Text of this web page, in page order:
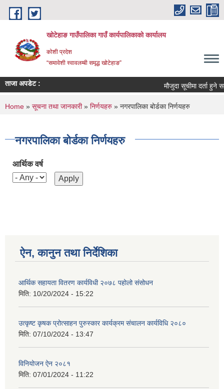
Skip to main content
खोटेहाङ गाउँपालिका गाउँ कार्यपालिकाको कार्यालय
कोशी प्रदेश
“समावेशी स्वावलम्बी समृद्ध खोटेहाङ”
ताजा अपडेट : मौजुदा सूचीमा दर्ता हुने
You are here
Home » सूचना तथा जानकारी» निर्णयहरु » नगरपालिका बोर्डका निर्णयहरु
नगरपालिका बोर्डका निर्णयहरु
आर्थिक वर्ष
ऐन, कानुन तथा निर्देशिका
आर्थिक सहायता वितरण कार्यविधी २०७८ पहोलो संसोधन
मिति: 10/20/2024 - 15:22
उत्कृष्ट कृषक प्रोत्साहन पुरुस्कार कार्यक्रम संचालन कार्यविधि २०८०
मिति: 07/10/2024 - 13:47
विनियोजन ऐन २०८१
मिति: 07/01/2024 - 11:22